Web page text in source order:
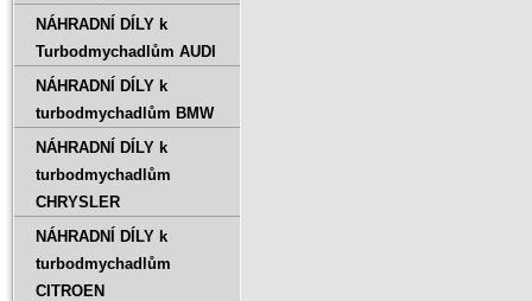
NÁHRADNÍ DÍLY k
Turbodmychadlům AUDI
NÁHRADNÍ DÍLY k
turbodmychadlům BMW
NÁHRADNÍ DÍLY k
turbodmychadlům
CHRYSLER
NÁHRADNÍ DÍLY k
turbodmychadlům
CITROEN